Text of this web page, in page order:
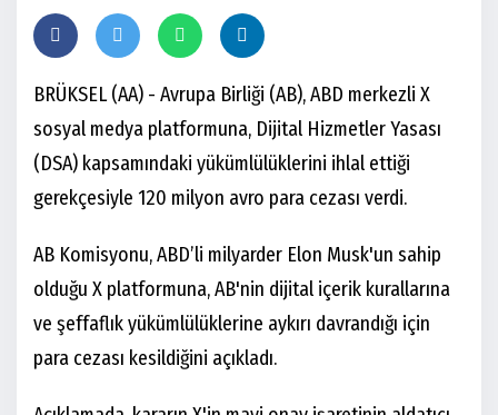
BRÜKSEL (AA) - Avrupa Birliği (AB), ABD merkezli X
sosyal medya platformuna, Dijital Hizmetler Yasası
(DSA) kapsamındaki yükümlülüklerini ihlal ettiği
gerekçesiyle 120 milyon avro para cezası verdi.
AB Komisyonu, ABD’li milyarder Elon Musk'un sahip
olduğu X platformuna, AB'nin dijital içerik kurallarına
ve şeffaflık yükümlülüklerine aykırı davrandığı için
para cezası kesildiğini açıkladı.